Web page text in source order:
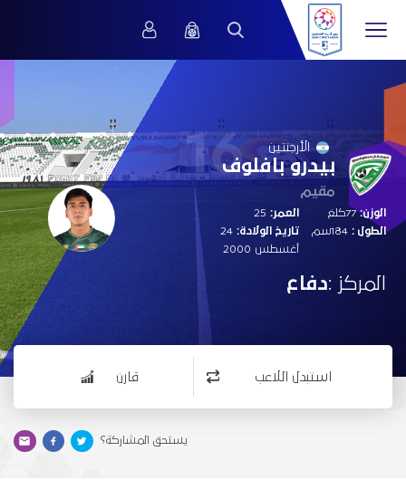
16 الأرجنتين
بيدرو بافلوف
مقيم
الوزن:77كلغ
الطول :
العمر:
تاريخ الولادة: 24
أغسطس 2000
المركز :دفاع
استبدل اللاعب قارن
يستحق المشاركة؟